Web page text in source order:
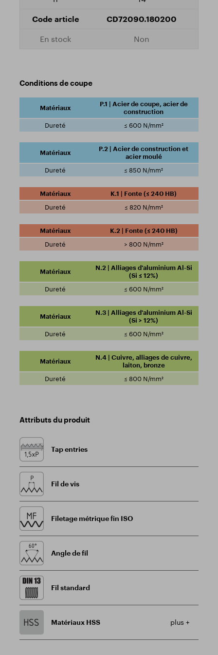
CD72090.180200
Non
Conditions de coupe
P.1 | Acier de coupe, acier de
construction
≤ 600 N/mm²
P.2 | Acier de construction et
acier moulé
≤ 850 N/mm²
K.1 | Fonte (≤ 240 HB)
≤ 820 N/mm²
K.2 | Fonte (≤ 240 HB)
> 800 N/mm²
N.2 | Alliages d'aluminium Al-Si
(Si ≤ 12%)
≤ 600 N/mm²
N.3 | Alliages d'aluminium Al-Si
(Si > 12%)
≤ 600 N/mm²
N.4 | Cuivre, alliages de cuivre,
laiton, bronze
≤ 800 N/mm²
Attributs du produit
Tap entries
Fil de vis
Filetage métrique fin ISO
Angle de fil
Fil standard
Matériaux HSS plus +